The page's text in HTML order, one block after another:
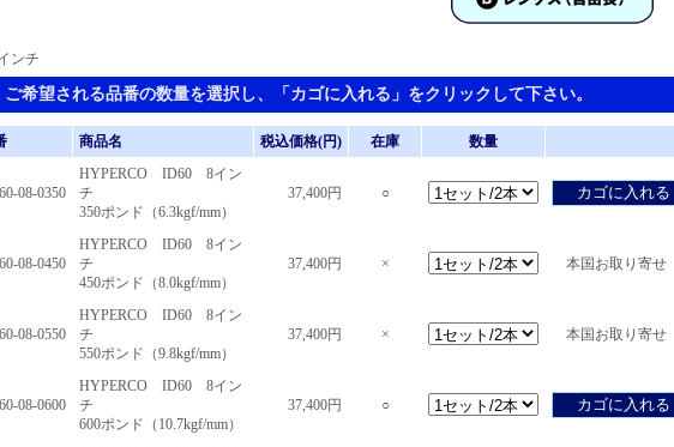
ンチ
望される品番の数量を選択し、「カゴに入れる」をクリックして下さい。
商品名 税込価格(円) 在庫 数量
08-0350
HYPERCO ID60 8イン
チ
350ポンド（6.3kgf/mm）
37,400円 ○
08-0450
HYPERCO ID60 8イン
チ
450ポンド（8.0kgf/mm）
37,400円 × 本国お取り寄せ
08-0550
HYPERCO ID60 8イン
チ
550ポンド（9.8kgf/mm）
37,400円 × 本国お取り寄せ
08-0600
HYPERCO ID60 8イン
チ
600ポンド（10.7kgf/mm）
37,400円 ○